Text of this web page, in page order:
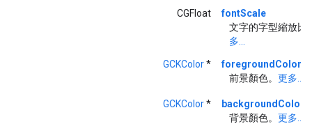
CGFloat
fontScale
文字的字型縮放比
多...
GCKColor*
foregroundColor
前景顏色。 更多...
GCKColor*
backgroundColor
背景顏色。 更多...